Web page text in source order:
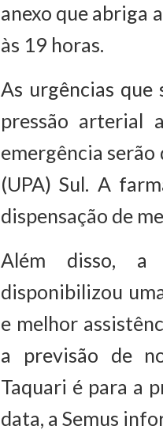
anexo que abriga
às 19 horas.
As urgências que
pressão arterial
emergência
(UPA) Sul. A
dispensação de
Além disso, a
disponibilizou
e melhor
a previsão de
Taquari é para a
data, a Semus